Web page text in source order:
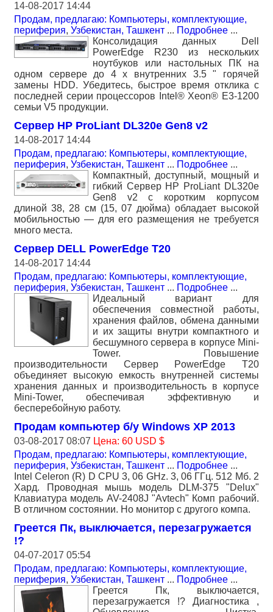
14-08-2017 14:44
Продам, предлагаю: Компьютеры, комплектующие,
периферия, Узбекистан, Ташкент ... Подробнее ...
Консолидация данных Dell
PowerEdge R230 из нескольких
ноутбуков или настольных ПК на
одном сервере до 4 х внутренних 3.5 " горячей
замены HDD. Убедитесь, быстрое время отклика с
последней серии процессоров Intel® Xeon® E3-1200
семьи V5 продукции.
Сервер HP ProLiant DL320e Gen8 v2
14-08-2017 14:44
Продам, предлагаю: Компьютеры, комплектующие,
периферия, Узбекистан, Ташкент ... Подробнее ...
Компактный, доступный, мощный и
гибкий Сервер HP ProLiant DL320e
Gen8 v2 с коротким корпусом
длиной 38, 28 см (15, 07 дюйма) обладает высокой
мобильностью — для его размещения не требуется
много места.
Сервер DELL PowerEdge T20
14-08-2017 14:44
Продам, предлагаю: Компьютеры, комплектующие,
периферия, Узбекистан, Ташкент ... Подробнее ...
Идеальный вариант для
обеспечения совместной работы,
хранения файлов, обмена данными
и их защиты внутри компактного и
бесшумного сервера в корпусе Mini-
Tower. Повышение
производительности Сервер PowerEdge T20
объединяет высокую емкость внутренней системы
хранения данных и производительность в корпусе
Mini-Tower, обеспечивая эффективную и
бесперебойную работу.
Продам компьютер б/у Windows XP 2013
03-08-2017 08:07 Цена: 60 USD $
Продам, предлагаю: Компьютеры, комплектующие,
периферия, Узбекистан, Ташкент ... Подробнее ...
Intel Celeron (R) D CPU 3, 06 GHz. 3, 06 ГГц. 512 Мб. 2
Хард. Проводная мышь модель DLM-375 "Delux"
Клавиатура модель AV-2408J "Avtech" Комп рабочий.
В отличном состоянии. Но монитор с другого компа.
Греется Пк, выключается, перезагружается
!?
04-07-2017 05:54
Продам, предлагаю: Компьютеры, комплектующие,
периферия, Узбекистан, Ташкент ... Подробнее ...
Греется Пк, выключается,
перезагружается !? Диагностика ,